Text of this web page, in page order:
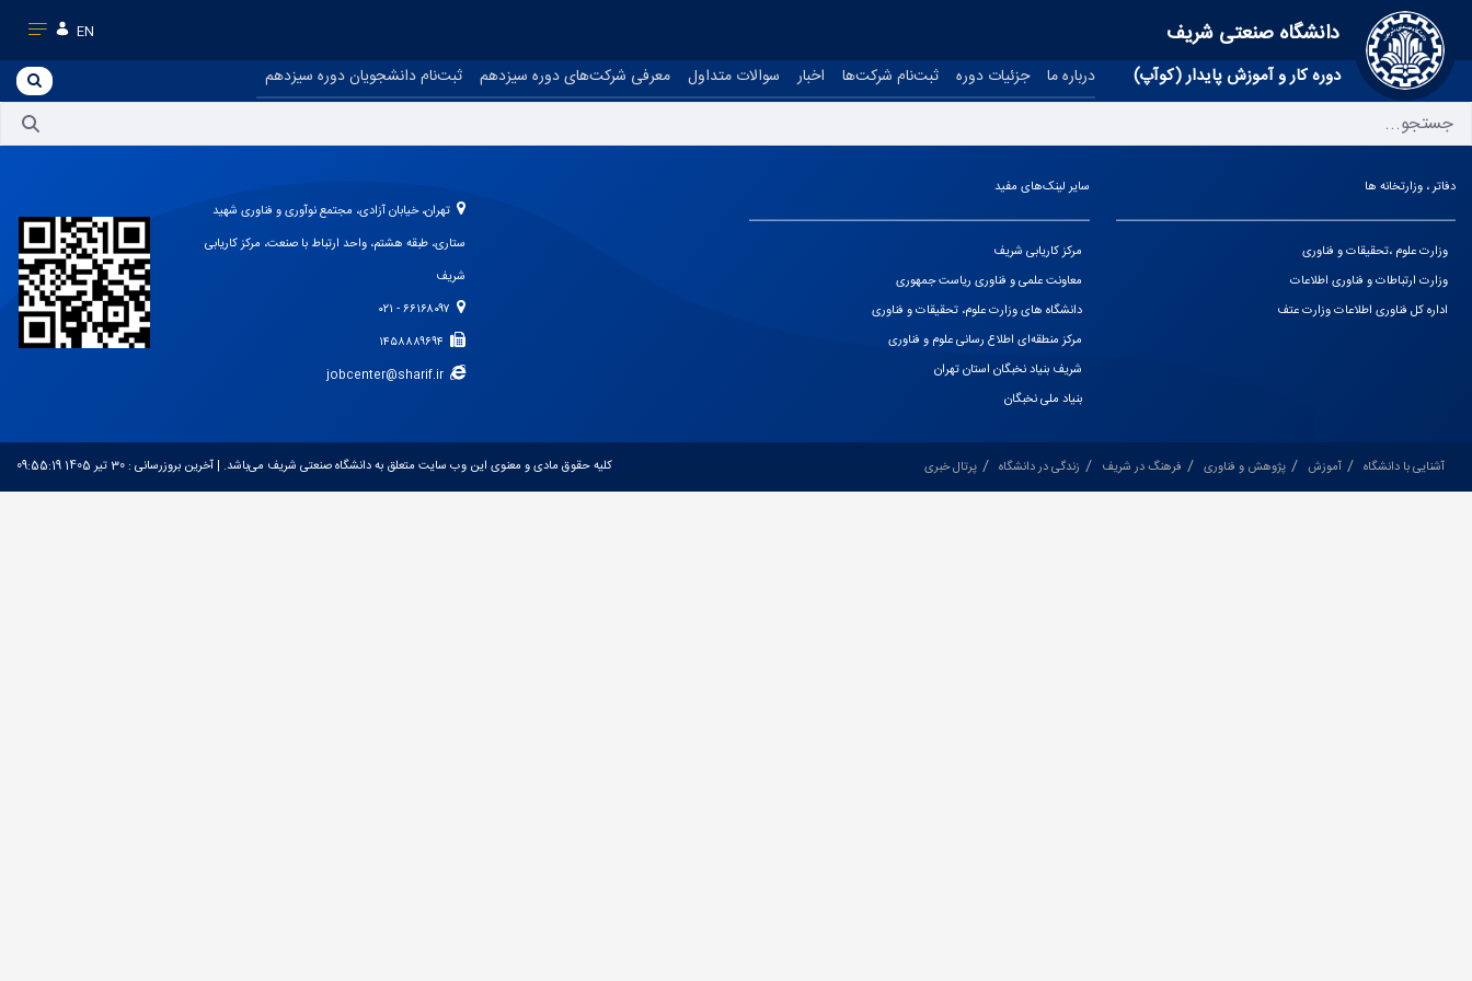
دانشگاه صنعتی شریف EN
دوره کار و آموزش پایدار (کوآپ) درباره ما جزئیات دوره ثبت‌نام شرکت‌ها اخبار سوالات متداول معرفی شرکت‌های دوره سیزدهم ثبت‌نام دانشجویان دوره سیزدهم
دفاتر ، وزارتخانه ها
وزارت علوم ،تحقیقات و فناوری
وزارت ارتباطات و فناوری اطلاعات
اداره کل فناوری اطلاعات وزارت عتف
سایر لینک‌های مفید
مرکز کاریابی شریف
معاونت علمی و فناوری ریاست جمهوری
دانشگاه های وزارت علوم، تحقیقات و فناوری
مرکز منطقه‌ای اطلاع رسانی علوم و فناوری
شریف بنیاد نخبگان استان تهران
بنیاد ملی نخبگان
تهران، خیابان آزادی، مجتمع نوآوری و فناوری شهید
ستاری، طبقه هشتم، واحد ارتباط با صنعت، مرکز کاریابی
شریف
آشنایی با دانشگاه آموزش پژوهش و فناوری فرهنگ در شریف زندگی در دانشگاه پرتال خبری کلیه حقوق مادی و معنوی این وب سایت متعلق به دانشگاه صنعتی شریف می‌باشد. | آخرین بروزرسانی : 30 تیر 1405 09:55:19